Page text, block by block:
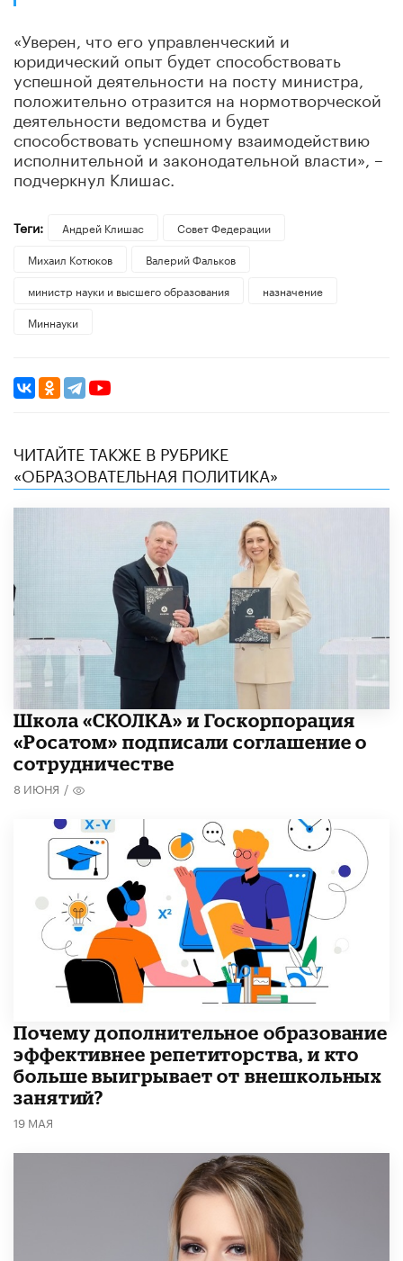
«Уверен, что его управленческий и
юридический опыт будет способствовать
успешной деятельности на посту министра,
положительно отразится на нормотворческой
деятельности ведомства и будет
способствовать успешному взаимодействию
исполнительной и законодательной власти», –
подчеркнул Клишас.
Теги: Андрей Клишас
Совет Федерации
Михаил Котюков
Валерий Фальков
министр науки и высшего образования
назначение
Миннауки
ЧИТАЙТЕ ТАКЖЕ В РУБРИКЕ
«ОБРАЗОВАТЕЛЬНАЯ ПОЛИТИКА»
Школа «СКОЛКА» и Госкорпорация
«Росатом» подписали соглашение о
сотрудничестве
8 ИЮНЯ /
​Почему дополнительное образование
эффективнее репетиторства, и кто
больше выигрывает от внешкольных
занятий?
19 МАЯ